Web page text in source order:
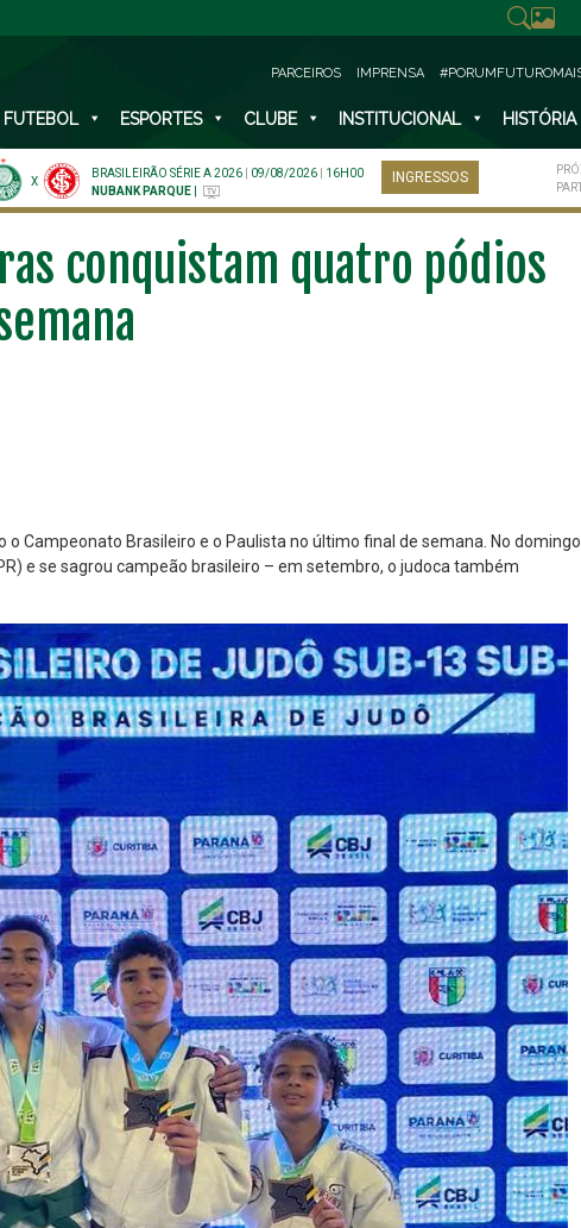
PARCEIROS IMPRENSA
FUTEBOL ESPORTES CLUBE INSTITUCIONAL HISTÓRIA
X
BRASILEIRÃO SÉRIE A 2026 09/08/2026
16H00
NUBANK PARQUE
INGRESSOS
conquistam quatro pódios
Campeonato Brasileiro e o Paulista no último final de semana. No domingo
e se sagrou campeão brasileiro – em setembro, o judoca também